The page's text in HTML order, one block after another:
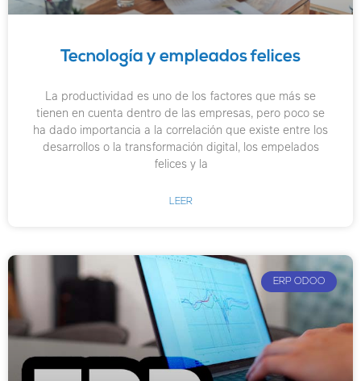
Tecnología y empleados felices
La productividad es uno de los factores que más se
tienen en cuenta dentro de las empresas, pero poco se
ha dado importancia a la correlación que existe entre los
desarrollos o la transformación digital, los empelados
felices y la
LEER
ERP ODOO